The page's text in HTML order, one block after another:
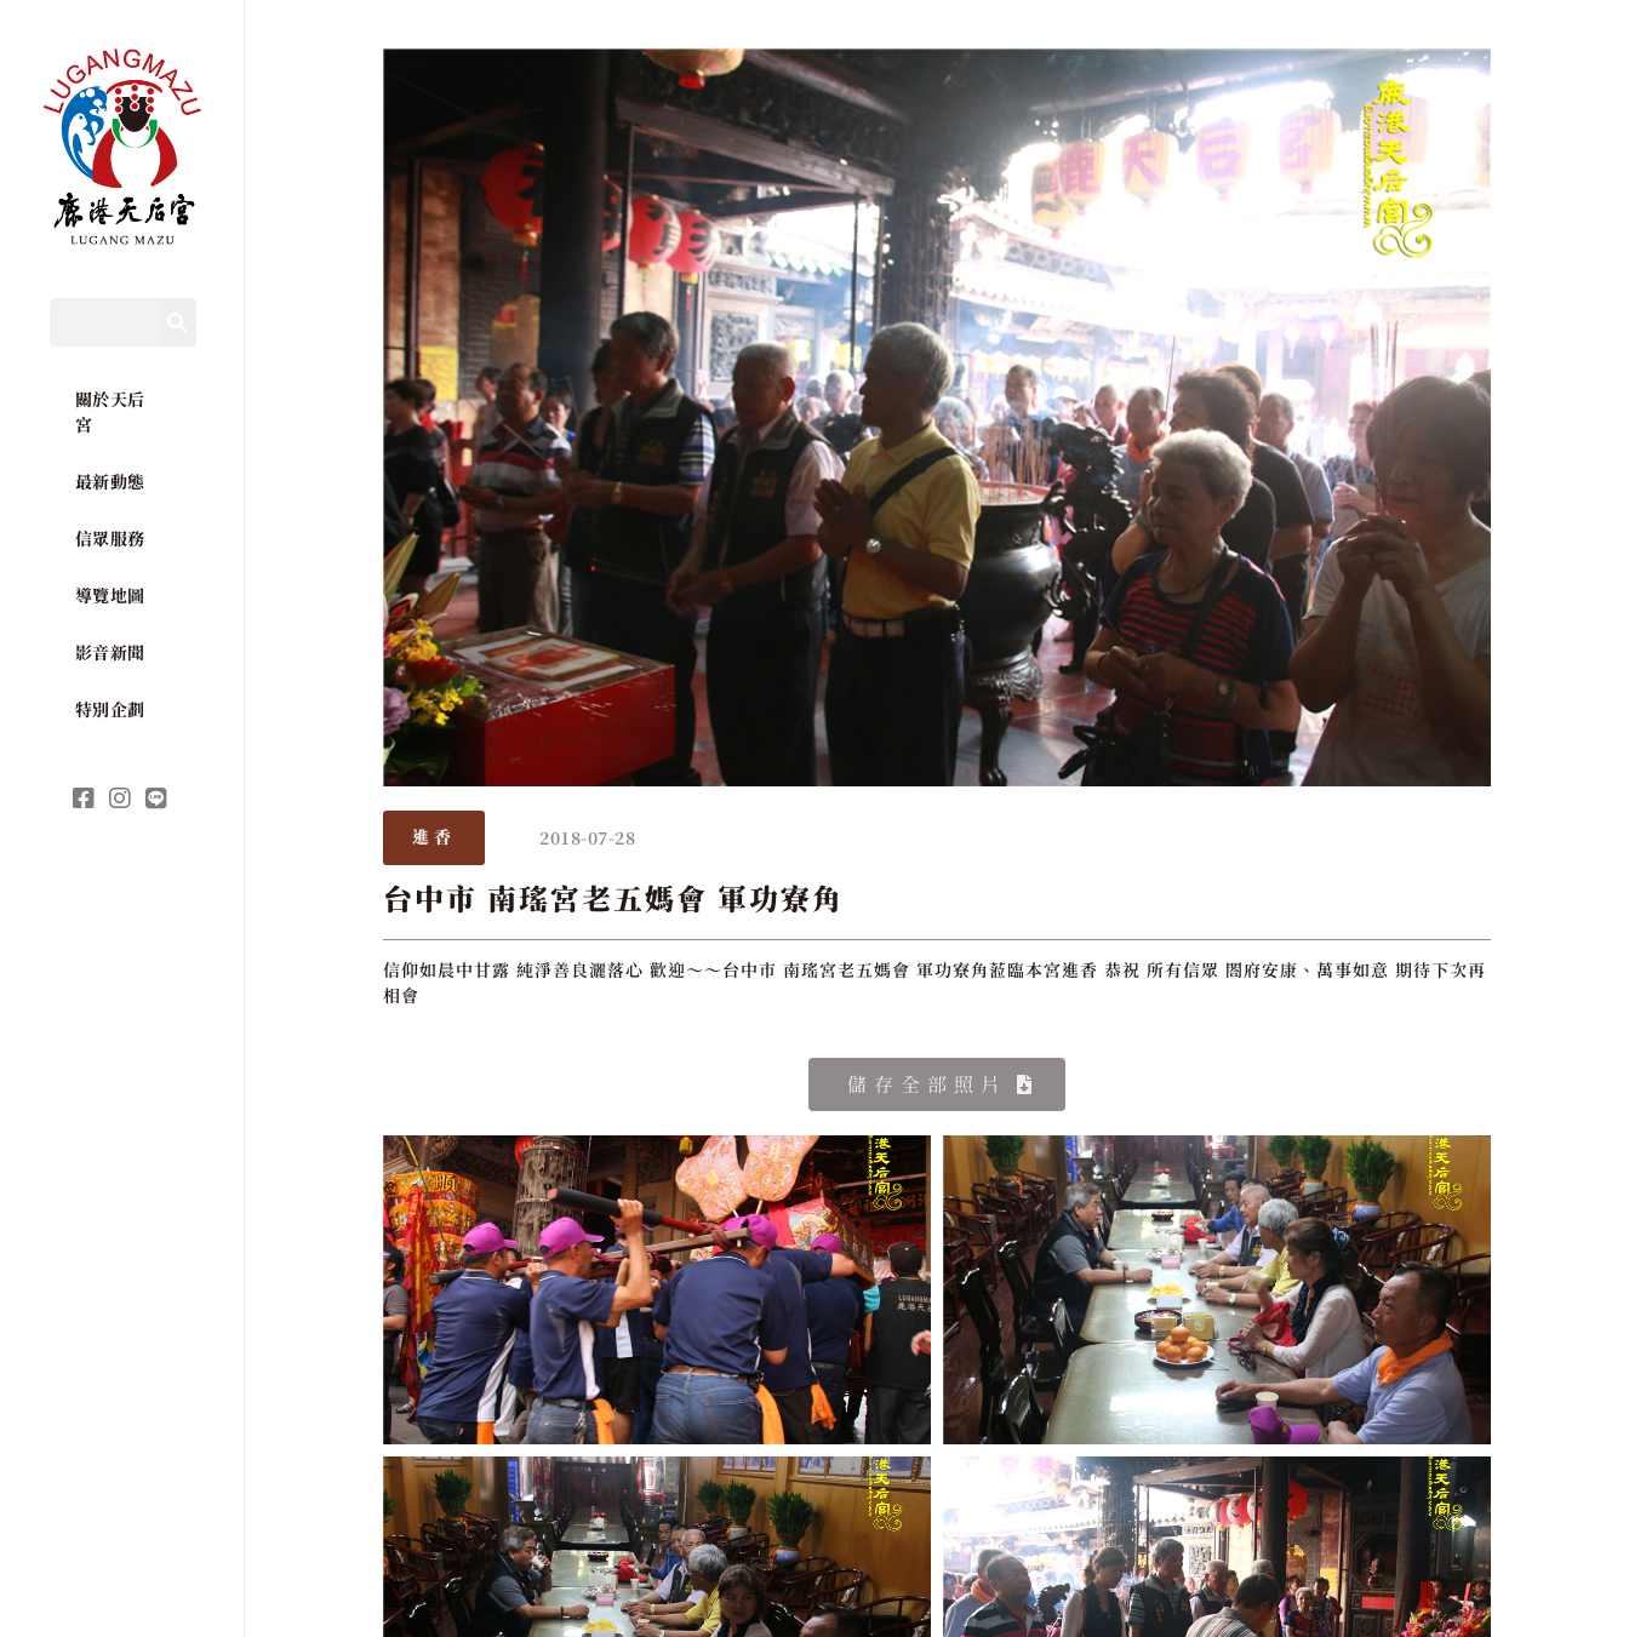
關於天后
宮
最新動態
信眾服務
導覽地圖
影音新聞
特別企劃
進香 2018-07-28
台中市 南瑤宮老五媽會 軍功寮角
信仰如晨中甘露 純淨善良灑落心 歡迎～～台中市 南瑤宮老五媽會 軍功寮角蒞臨本宮進香 恭祝 所有信眾 閤府安康、萬事如意 期待下次再
相會
儲存全部照片